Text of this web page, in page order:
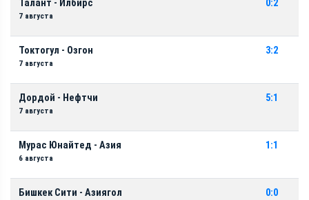
Талант - Илбирс
7 августа
0:2
Токтогул - Озгон
7 августа
3:2
Дордой - Нефтчи
7 августа
5:1
Мурас Юнайтед - Азия
6 августа
1:1
Бишкек Сити - Азиягол 0:0